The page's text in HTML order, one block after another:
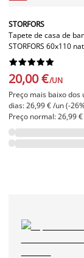
STORFORS
Tapete de casa de
STORFORS 60x110






20,00 €/UN
Preço mais baixo dos
dias: 26,99 € /un (-
Preço normal: 26,99